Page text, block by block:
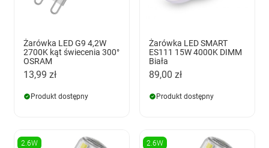
Żarówka LED G9 4,2W
2700K kąt świecenia 300°
OSRAM
13,99 zł
Produkt dostępny
Żarówka LED SMART
ES111 15W 4000K DIMM
Biała
89,00 zł
Produkt dostępny
2.6W
2.6W